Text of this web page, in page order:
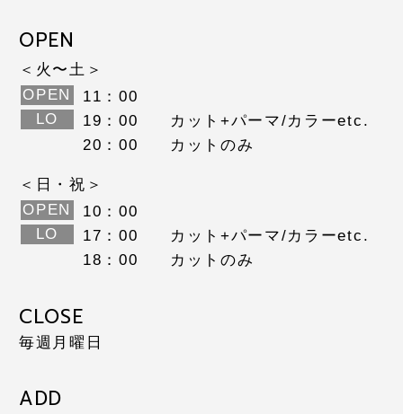
OPEN
＜火〜土＞
OPEN
11：00
LO
19：00
カット+パーマ/カラーetc.
20：00
カットのみ
＜日・祝＞
OPEN
10：00
LO
17：00
カット+パーマ/カラーetc.
18：00
カットのみ
CLOSE
毎週月曜日
ADD